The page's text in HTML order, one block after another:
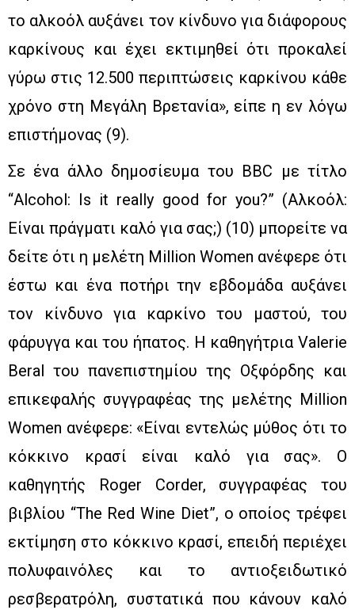
το αλκοόλ αυξάνει τον κίνδυνο για διάφορους
καρκίνους και έχει εκτιμηθεί ότι προκαλεί
γύρω στις 12.500 περιπτώσεις καρκίνου κάθε
χρόνο στη Μεγάλη Βρετανία», είπε η εν λόγω
επιστήμονας (9).
Σε ένα άλλο δημοσίευμα του BBC με τίτλο
“Alcohol: Is it really good for you?” (Αλκοόλ:
Είναι πράγματι καλό για σας;) (10) μπορείτε να
δείτε ότι η μελέτη Million Women ανέφερε ότι
έστω και ένα ποτήρι την εβδομάδα αυξάνει
τον κίνδυνο για καρκίνο του μαστού, του
φάρυγγα και του ήπατος. Η καθηγήτρια Valerie
Beral του πανεπιστημίου της Οξφόρδης και
επικεφαλής συγγραφέας της μελέτης Million
Women ανέφερε: «Είναι εντελώς μύθος ότι το
κόκκινο κρασί είναι καλό για σας». Ο
καθηγητής Roger Corder, συγγραφέας του
βιβλίου “The Red Wine Diet”, ο οποίος τρέφει
εκτίμηση στο κόκκινο κρασί, επειδή περιέχει
πολυφαινόλες και το αντιοξειδωτικό
ρεσβερατρόλη, συστατικά που κάνουν καλό